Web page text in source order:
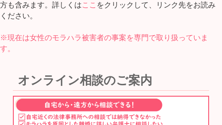
方も含みます。詳しくはここ をクリックして、リンク先をお読み
ください。
※現在は女性のモラハラ被害者の事案を専門で取り扱っていま
す。
オンライン相談のご案内